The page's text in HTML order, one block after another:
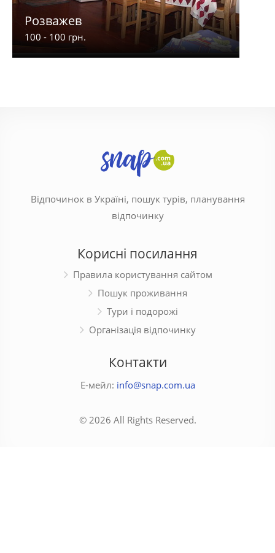
Розважев
100 - 100 грн.
Відпочинок в Україні, пошук турів, планування
відпочинку
Корисні посилання
Правила користування сайтом
Пошук проживання
Тури і подорожі
Організація відпочинку
Контакти
Е-мейл: info@snap.com.ua
© 2026 All Rights Reserved.